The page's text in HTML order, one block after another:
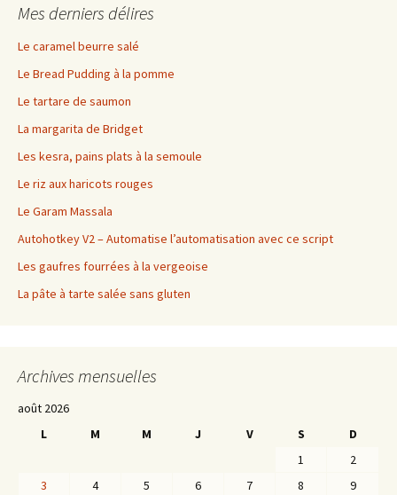
Mes derniers délires
Le caramel beurre salé
Le Bread Pudding à la pomme
Le tartare de saumon
La margarita de Bridget
Les kesra, pains plats à la semoule
Le riz aux haricots rouges
Le Garam Massala
Autohotkey V2 – Automatise l’automatisation avec ce script
Les gaufres fourrées à la vergeoise
La pâte à tarte salée sans gluten
Archives mensuelles
août 2026
L
M M J V S
D
1
2
3
4 5 6 7 8 9